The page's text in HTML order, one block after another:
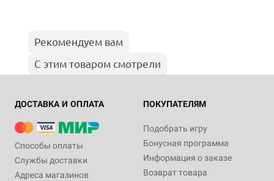
Рекомендуем вам
С этим товаром смотрели
ДОСТАВКА И ОПЛАТА
Способы оплаты
Службы доставки
Адреса магазинов
ПОКУПАТЕЛЯМ
Подобрать игру
Бонусная программа
Информация о заказе
Возврат товара